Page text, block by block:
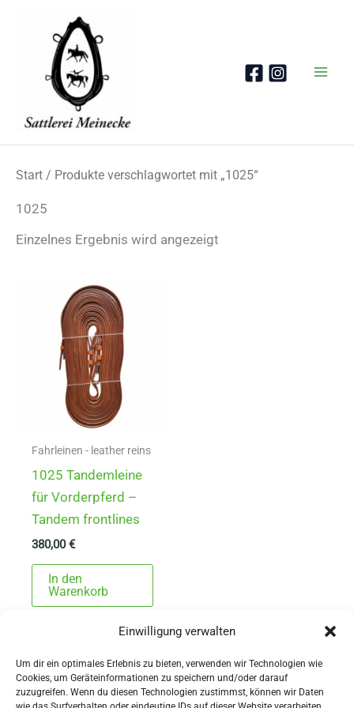
Einwilligung verwalten
Um dir ein optimales Erlebnis zu bieten, verwenden wir Technologien wie
Cookies, um Geräteinformationen zu speichern und/oder darauf
zuzugreifen. Wenn du diesen Technologien zustimmst, können wir Daten
Start / Produkte verschlagwortet mit „1025“
1025
Einzelnes Ergebnis wird angezeigt
Fahrleinen - leather reins
1025 Tandemleine
für Vorderpferd –
Tandem frontlines
380,00€
In den
Warenkorb